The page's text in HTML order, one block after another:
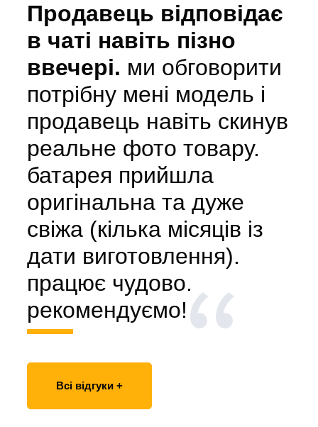
Продавець відповідає
в чаті навіть пізно
ввечері. ми обговорити
потрібну мені модель і
продавець навіть скинув
реальне фото товару.
батарея прийшла
оригінальна та дуже
свіжа (кілька місяців із
дати виготовлення).
працює чудово.
рекомендуємо!
Всі відгуки +